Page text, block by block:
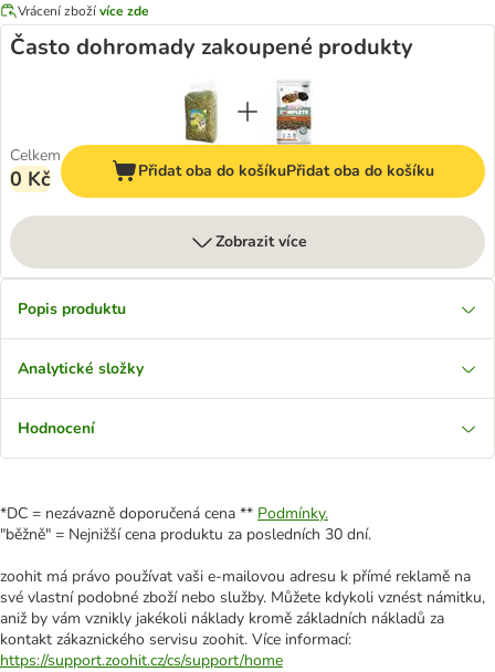
Vrácení zbožívíce zde
Často dohromady zakoupené produkty
Celkem
0 Kč Přidat oba do košíkuPřidat oba do košíku
Zobrazit více
Popis produktu
Analytické složky
Hodnocení
*DC = nezávazně doporučená cena ** Podmínky.
"běžně" = Nejnižší cena produktu za posledních 30 dní.
zoohit má právo používat vaši e-mailovou adresu k přímé reklamě na
své vlastní podobné zboží nebo služby. Můžete kdykoli vznést námitku,
aniž by vám vznikly jakékoli náklady kromě základních nákladů za
kontakt zákaznického servisu zoohit. Více informací:
https://support.zoohit.cz/cs/support/home